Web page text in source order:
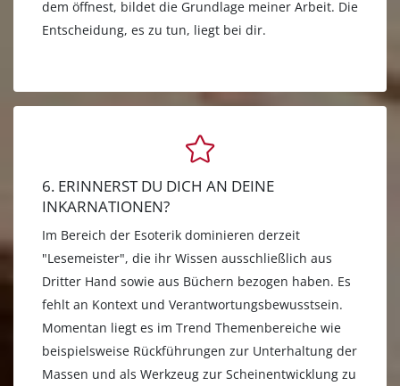
dem öffnest, bildet die Grundlage meiner Arbeit. Die
Entscheidung, es zu tun, liegt bei dir.
6. ERINNERST DU DICH AN DEINE
INKARNATIONEN?
Im Bereich der Esoterik dominieren derzeit
"Lesemeister", die ihr Wissen ausschließlich aus
Dritter Hand sowie aus Büchern bezogen haben. Es
fehlt an Kontext und Verantwortungsbewusstsein.
Momentan liegt es im Trend Themenbereiche wie
beispielsweise Rückführungen zur Unterhaltung der
Massen und als Werkzeug zur Scheinentwicklung zu